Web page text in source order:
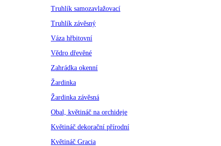
Truhlík samozavlažovací
Truhlík závěsný
Váza hřbitovní
Vědro dřevěné
Zahrádka okenní
Žardinka
Žardinka závěsná
Obal, květináč na orchideje
Květináč dekorační přírodní
Květináč Gracia